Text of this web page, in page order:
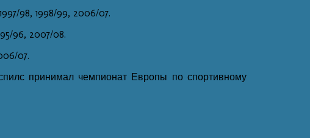
98, 1998/99, 2006/07.
96, 2007/08.
07.
принимал чемпионат Европы по спортивному